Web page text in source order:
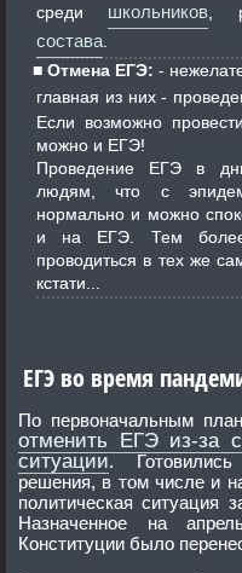
среди школьников ,
состава
Отмена ЕГЭ: -
главная из них -
Если возможно
можно и ЕГЭ!
Проведение ЕГЭ в
людям, что с
нормально и можно
и на ЕГЭ. Тем более, что оба мероприятия
проводиться в тех же
кстати...
ЕГЭ во время
отменить ЕГЭ из-за
ситуации.
решения, в том числе и
политическая ситуация
Назначенное на
Конституции было